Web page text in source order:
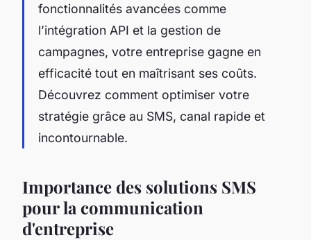
fonctionnalités avancées comme
l’intégration API et la gestion de
campagnes, votre entreprise gagne en
efficacité tout en maîtrisant ses coûts.
Découvrez comment optimiser votre
stratégie grâce au SMS, canal rapide et
incontournable.
Importance des solutions SMS
pour la communication
d'entreprise